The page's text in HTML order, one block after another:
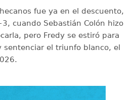
fue ya en el descuento,
cuando Sebastián Colón hizo
pero Fredy se estiró para
sentenciar el triunfo blanco, el